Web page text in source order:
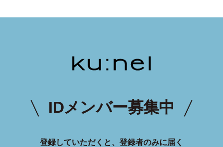
IDメンバー募集中
登録していただくと、登録者のみに届く